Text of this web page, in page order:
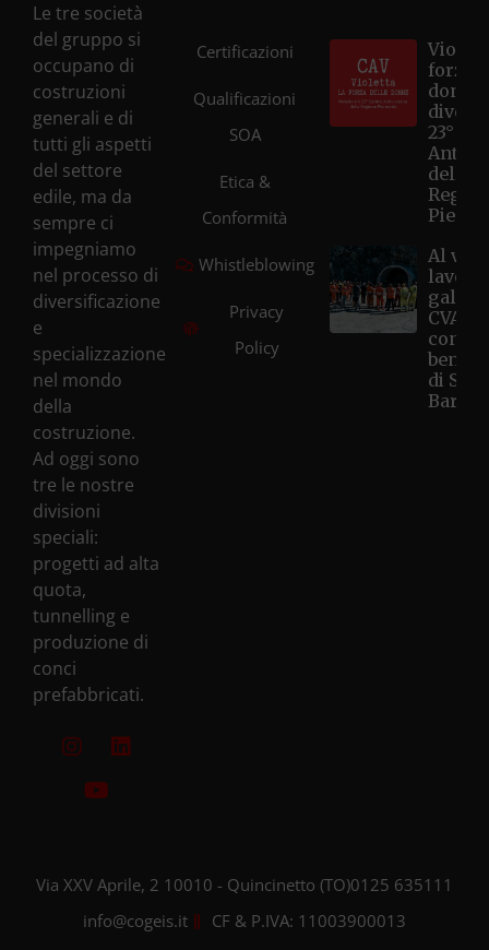
Le tre società
del gruppo si
occupano di
costruzioni
generali e di
tutti gli aspetti
del settore
edile, ma da
sempre ci
impegniamo
nel processo di
diversificazione
e
specializzazione
nel mondo
della
costruzione.
Ad oggi sono
tre le nostre
divisioni
speciali:
progetti ad alta
quota,
tunnelling e
produzione di
conci
prefabbricati.
Certificazioni
Qualificazioni
SOA
Etica &
Conformità
Whistleblowing
Privacy
Policy
forza
donne
23°
della
Al via i
lavori
CVA
con la
di
Via XXV Aprile, 2 10010 - Quincinetto (TO)0125 635111
info@cogeis.it
CF & P.IVA: 11003900013